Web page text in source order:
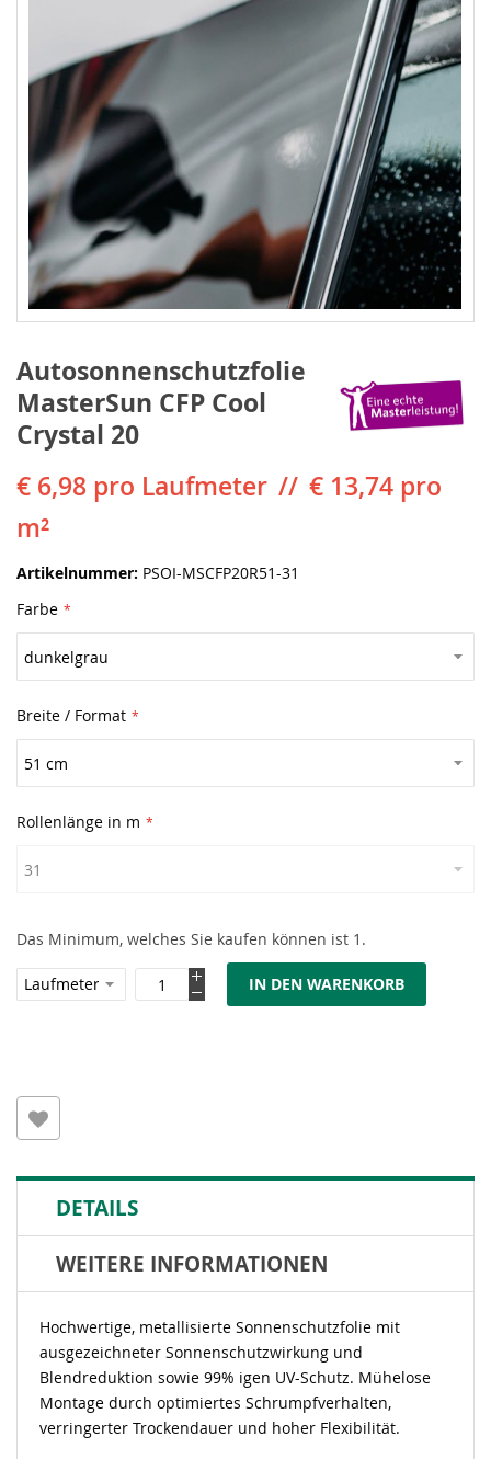
Autosonnenschutzfolie
MasterSun CFP Cool
Crystal 20
€ 6,98 pro Laufmeter
€ 13,74 pro
m²
Artikelnummer PSOI-MSCFP20R51-31
Farbe
Breite / Format
Rollenlänge in m
Das Minimum, welches Sie kaufen können ist 1.
IN DEN WARENKORB
DETAILS
WEITERE INFORMATIONEN
Hochwertige, metallisierte Sonnenschutzfolie mit
ausgezeichneter Sonnenschutzwirkung und
Blendreduktion sowie 99% igen UV-Schutz. Mühelose
Montage durch optimiertes Schrumpfverhalten,
verringerter Trockendauer und hoher Flexibilität.